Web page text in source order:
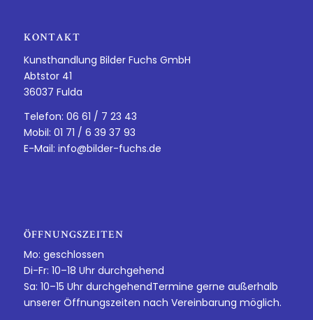
KONTAKT
Kunsthandlung Bilder Fuchs GmbH
Abtstor 41
36037 Fulda
Telefon: 06 61 / 7 23 43
Mobil: 01 71 / 6 39 37 93
E-Mail: info@bilder-fuchs.de
ÖFFNUNGSZEITEN
Mo: geschlossen
Di-Fr: 10–18 Uhr durchgehend
Sa: 10–15 Uhr durchgehendTermine gerne außerhalb
unserer Öffnungszeiten nach Vereinbarung möglich.